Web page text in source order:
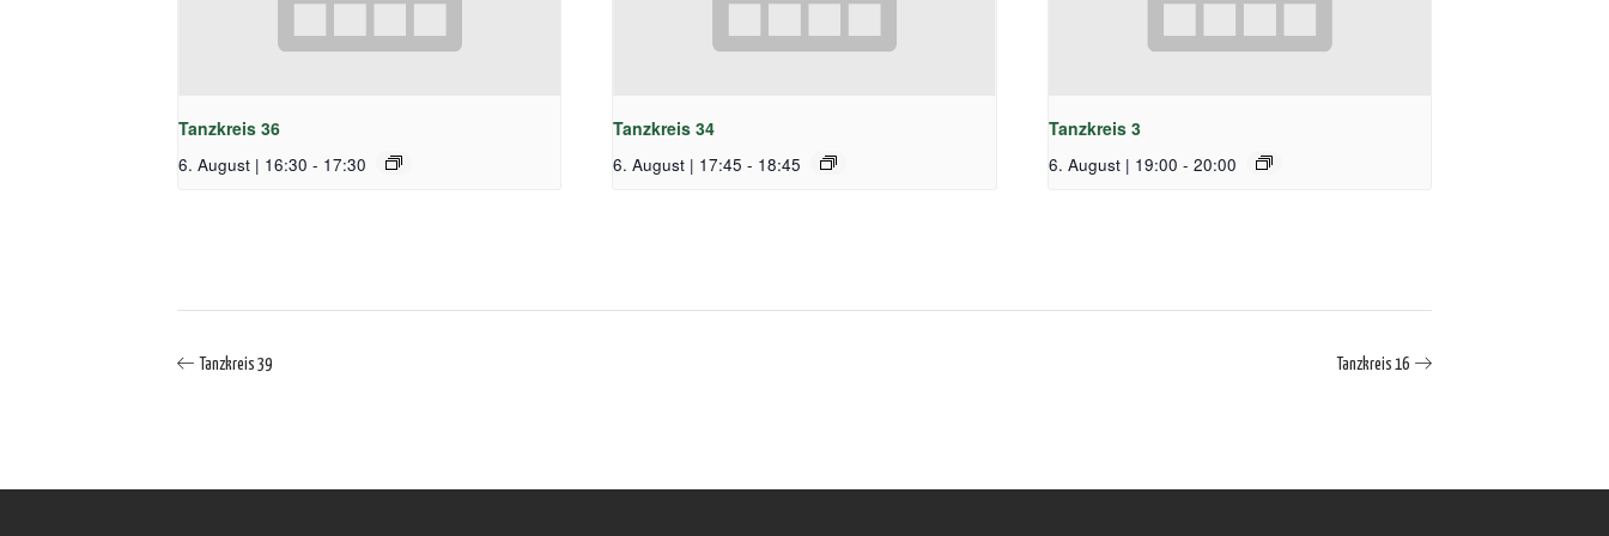
Tanzkreis 36
6. August | 16:30 - 17:30
Tanzkreis 34
6. August | 17:45 - 18:45
Tanzkreis 3
6. August | 19:00 - 20:00
Tanzkreis 39 Tanzkreis 16